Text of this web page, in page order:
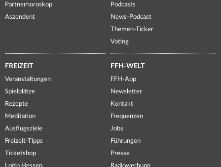
Partnerhoroskop
Aszendent
Podcasts
News-Podcast
Themen-Ticker
Voting
FREIZEIT
Veranstaltungen
Spielplätze
Rezepte
Meditation
Ausflugsziele
Freizeit-Tipps
Ticketshop
Lotto Hessen
FFH-WELT
FFH-App
Newsletter
Kontakt
Frequenzen
Jobs
Führungen
Presse
Radiowerbung